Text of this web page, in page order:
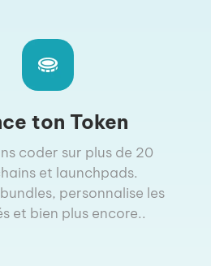
ton Token
coder sur plus de 20
et launchpads.
personnalise les
et bien plus encore..